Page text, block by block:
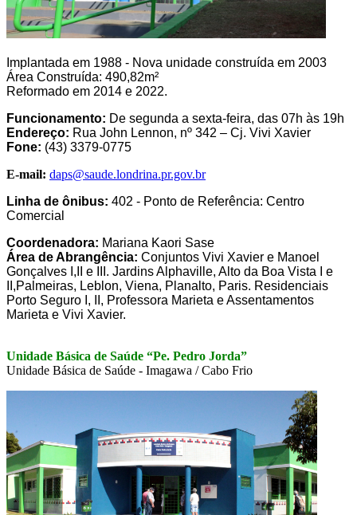
Implantada em 1988 - Nova unidade construída em 2003
Área Construída: 490,82m²
Reformado em 2014 e 2022.
Funcionamento: De segunda a sexta-feira, das 07h às 19h
Endereço: Rua John Lennon, nº 342 – Cj. Vivi Xavier
Fone: (43) 3379-0775
E-mail: daps@saude.londrina.pr.gov.br
Linha de ônibus: 402 - Ponto de Referência: Centro
Comercial
Coordenadora: Mariana Kaori Sase
Área de Abrangência: Conjuntos Vivi Xavier e Manoel
Gonçalves I,II e III. Jardins Alphaville, Alto da Boa Vista I e
II,Palmeiras, Leblon, Viena, Planalto, Paris. Residenciais
Porto Seguro I, II, Professora Marieta e Assentamentos
Marieta e Vivi Xavier.
Unidade Básica de Saúde “Pe. Pedro Jorda”
Unidade Básica de Saúde - Imagawa / Cabo Frio